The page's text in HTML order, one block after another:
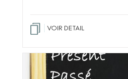
VOIR DETAIL